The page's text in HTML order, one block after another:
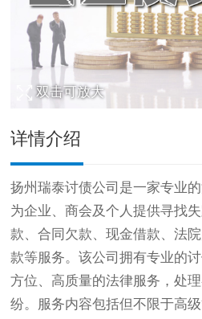
双击可放大
详情介绍
扬州瑞泰讨债公司 是一家专业
为企业、商会及个人提供寻找
款、合同欠款、现金借款、法
款等服务。该公司拥有专业的
方位、高质量的法律服务，处
纷。服务内容包括但不限于高